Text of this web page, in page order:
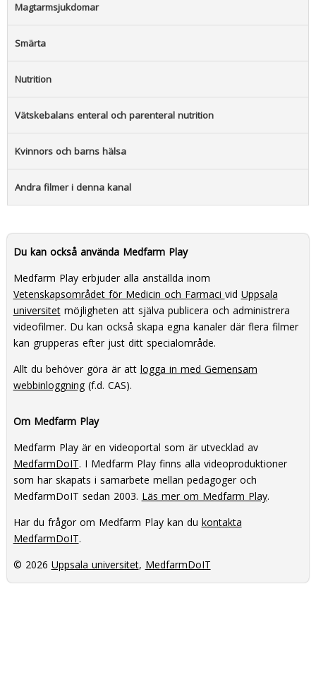
Magtarmsjukdomar
Smärta
Nutrition
Vätskebalans enteral och parenteral nutrition
Kvinnors och barns hälsa
Andra filmer i denna kanal
Du kan också använda Medfarm Play
Medfarm Play erbjuder alla anställda inom
Vetenskapsområdet för Medicin och Farmaci vid Uppsala
universitetmöjligheten att själva publicera och administrera
videofilmer. Du kan också skapa egna kanaler där flera filmer
kan grupperas efter just ditt specialområde.
Allt du behöver göra är att logga in med Gemensam
webbinloggning(f.d. CAS).
Om Medfarm Play
Medfarm Play är en videoportal som är utvecklad av
MedfarmDoIT. I Medfarm Play finns alla videoproduktioner
som har skapats i samarbete mellan pedagoger och
MedfarmDoIT sedan 2003. Läs mer om Medfarm Play.
Har du frågor om Medfarm Play kan du kontakta
MedfarmDoIT.
© 2026 Uppsala universitet, MedfarmDoIT